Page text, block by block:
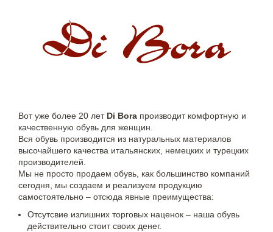
Вот уже более 20 лет Di Bora производит комфортную и
качественную обувь для женщин.
Вся обувь производится из натуральных материалов
высочайшего качества итальянских, немецких и турецких
производителей.
Мы не просто продаем обувь, как большинство компаний
сегодня, мы создаем и реализуем продукцию
самостоятельно – отсюда явные преимущества:
Отсутсвие излишних торговых наценок – наша обувь
действительно стоит своих денег.